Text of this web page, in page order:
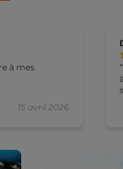
15 avril 2026
à mes